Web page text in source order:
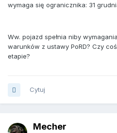
wymaga się ogranicznika: 31
Ww. pojazd spełnia niby
warunków z ustawy PoRD? Czy
etapie?
Cytuj
Mecher